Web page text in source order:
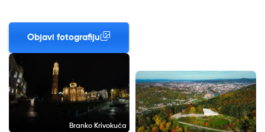
Objavi fotografiju
Branko Krivokuća